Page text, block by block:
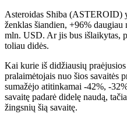
Asteroidas Shiba (ASTEROID)
ženklas šiandien, +96%
mln. USD. Ar jis bus išlaikytas,
toliau didės.
Kai kurie iš didžiausių
pralaimėtojais nuo šios
sumažėjo atitinkamai -42%, -
savaitę padarė didelę naudą,
žingsnių šią savaitę.